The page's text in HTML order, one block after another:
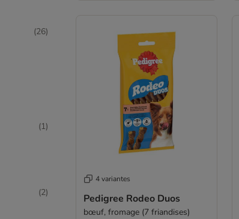
(26)
(1)
(2)
4 variantes
Pedigree Rodeo Duos
bœuf, fromage (7 friandises)